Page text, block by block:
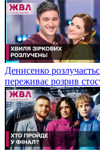
Денисенко
переживає розрив